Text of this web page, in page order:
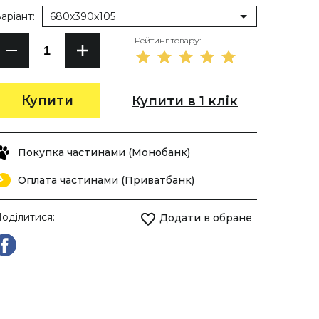
Купити
680х390х105
Рейтинг товару:
Купити в 1 клік
Покупка частинами (Монобанк)
Оплата частинами (Приватбанк)
Додати в обране